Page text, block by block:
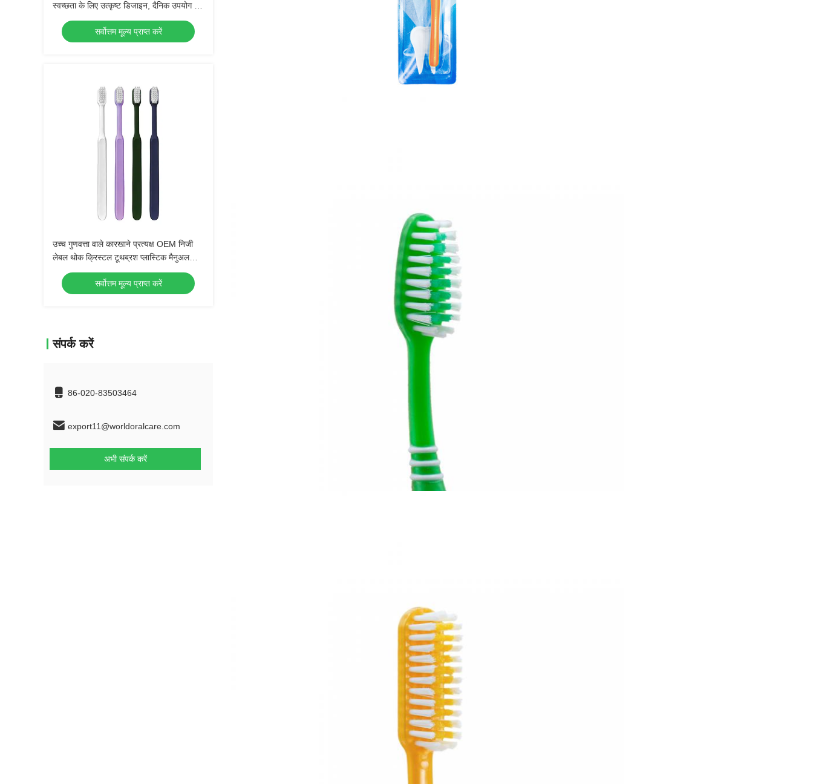
स्वच्छता के लिए उत्कृष्ट डिजाइन, दैनिक उपयोग के
लिए एकदम सही
सर्वोत्तम मूल्य प्राप्त करें
उच्च गुणवत्ता वाले कारखाने प्रत्यक्ष OEM निजी
लेबल थोक क्रिस्टल टूथब्रश प्लास्टिक मैनुअल
नरम ब्रश वयस्क टूथब्रश
सर्वोत्तम मूल्य प्राप्त करें
संपर्क करें
86-020-83503464
export11@worldoralcare.com
अभी संपर्क करें